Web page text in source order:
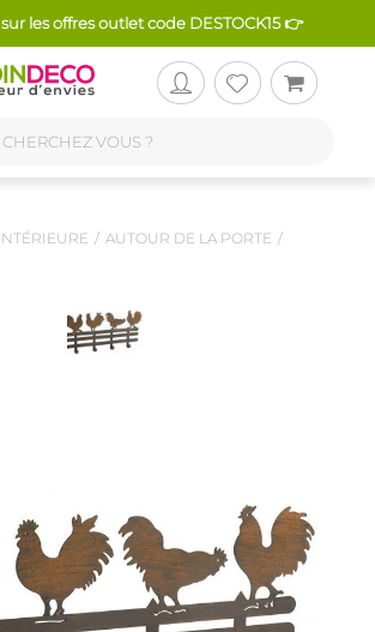
sur les offres outlet code DESTOCK15 👉
AUTOUR DE LA PORTE